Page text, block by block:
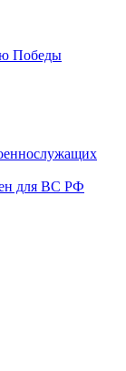
Победы
для ВС РФ